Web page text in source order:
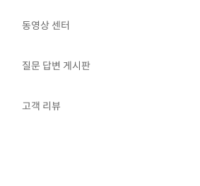
동영상 센터
질문 답변 게시판
고객 리뷰